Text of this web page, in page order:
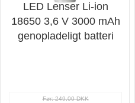
LED Lenser Li-ion
18650 3,6 V 3000 mAh
genopladeligt batteri
Før: 249,00 DKK